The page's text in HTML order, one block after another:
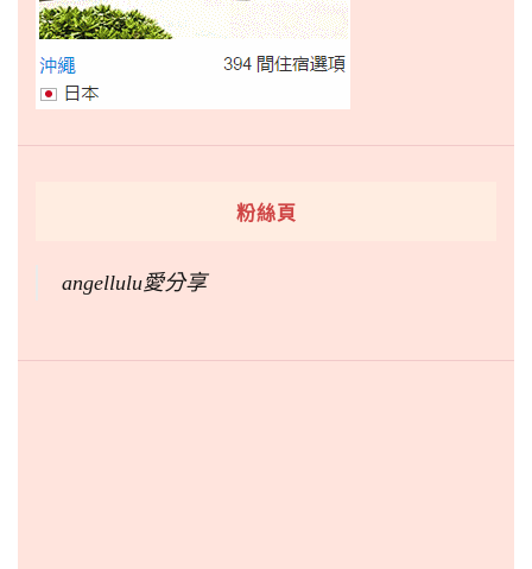
粉絲頁
angellulu愛分享